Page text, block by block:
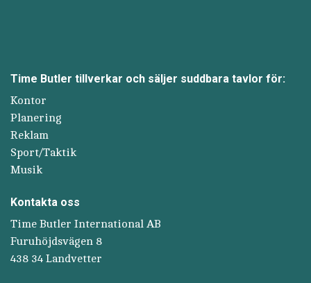
Time Butler tillverkar och säljer suddbara tavlor för:
Kontor
Planering
Reklam
Sport/Taktik
Musik
Kontakta oss
Time Butler International AB
Furuhöjdsvägen 8
438 34 Landvetter